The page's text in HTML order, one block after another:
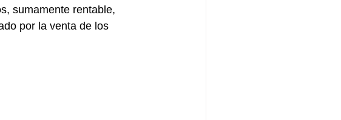
sumamente rentable,
por la venta de los